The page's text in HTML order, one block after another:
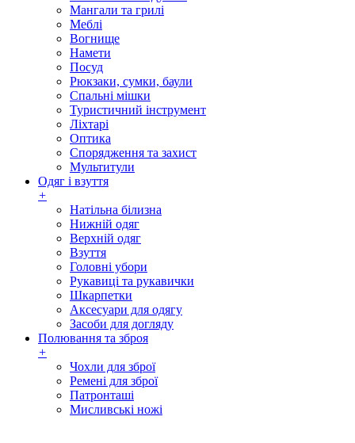
Мангали та грилі
Меблі
Вогнище
Намети
Посуд
Рюкзаки, сумки, баули
Спальні мішки
Туристичний інструмент
Ліхтарі
Оптика
Спорядження та захист
Мультитули
Одяг і взуття
+
Натільна білизна
Нижній одяг
Верхній одяг
Взуття
Головні убори
Рукавиці та рукавички
Шкарпетки
Аксесуари для одягу
Засоби для догляду
Полювання та зброя
+
Чохли для зброї
Ремені для зброї
Патронташі
Мисливські ножі